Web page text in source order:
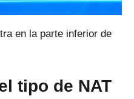
en la parte inferior de
tipo de NAT